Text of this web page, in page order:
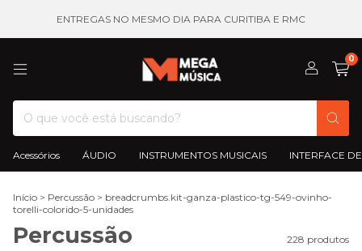
ENTREGAS NO MESMO DIA PARA CURITIBA E RMC
0
Acessórios ÁUDIO INSTRUMENTOS MUSICAIS INTERFACE
Início > Percussão > breadcrumbs.kit-ganza-plastico-tg-549-ovinho-
torelli-colorido-5-unidades
Percussão
228 produtos